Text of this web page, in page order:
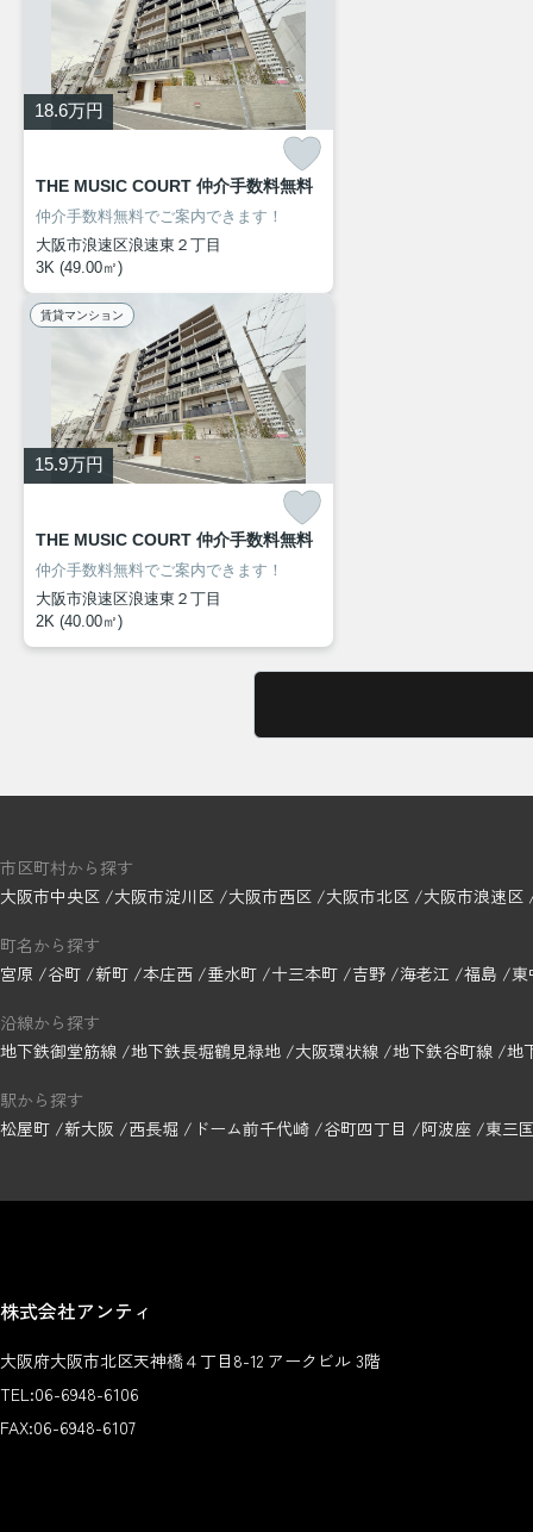
18.6万円
THE MUSIC COURT 仲介手数料無料
仲介手数料無料でご案内できます！
大阪市浪速区浪速東２丁目
3K (49.00㎡)
賃貸マンション
15.9万円
THE MUSIC COURT 仲介手数料無料
仲介手数料無料でご案内できます！
大阪市浪速区浪速東２丁目
2K (40.00㎡)
市区町村から探す
大阪市中央区
大阪市淀川区 大阪市西区 大阪市北区 大阪市浪速区
町名から探す
宮原
谷町 新町 本庄西 垂水町 十三本町 吉野 海老江 福島 東
沿線から探す
地下鉄御堂筋線 地下鉄長堀鶴見緑地 大阪環状線 地下鉄谷町線 地
駅から探す
松屋町 新大阪 西長堀 ドーム前千代崎 谷町四丁目 阿波座 東三
株式会社アンティ
大阪府大阪市北区天神橋４丁目8-12 アークビル 3階
TEL:06-6948-6106
FAX:06-6948-6107